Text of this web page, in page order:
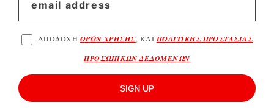
ΑΠΟΔΟΧΗ ΟΡΩΝ ΧΡΗΣΗΣ, ΚΑΙ ΠΟΛΙΤΙΚΗΣ ΠΡΟΣΤΑΣΙΑΣ
ΠΡΟΣΩΠΙΚΩΝ ΔΕΔΟΜΕΝΩΝ
SIGN UP